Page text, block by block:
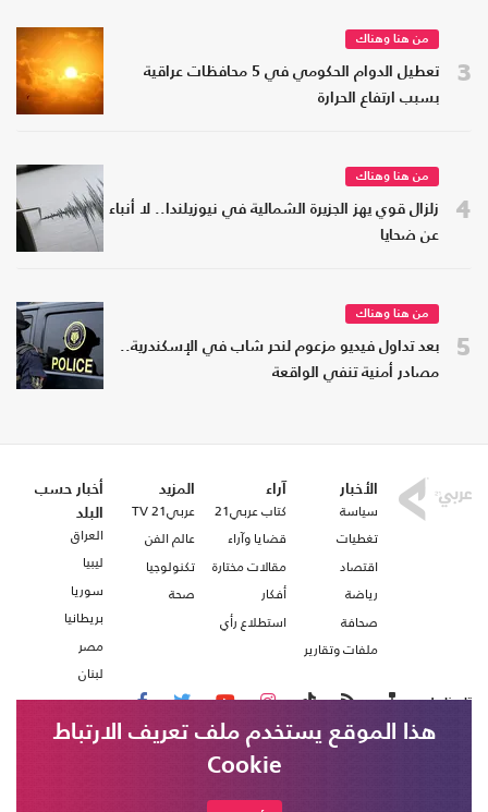
3
من هنا وهناك
تعطيل الدوام الحكومي في 5 محافظات عراقية
بسبب ارتفاع الحرارة
4
من هنا وهناك
زلزال قوي يهز الجزيرة الشمالية في نيوزيلندا.. لا أنباء
عن ضحايا
5
من هنا وهناك
بعد تداول فيديو مزعوم لنحر شاب في الإسكندرية..
مصادر أمنية تنفي الواقعة
الأخبار
سياسة
تغطيات
اقتصاد
رياضة
صحافة
ملفات وتقارير
آراء
كتاب عربي21
قضايا وآراء
مقالات مختارة
أفكار
استطلاع رأي
المزيد
عربي21 TV
عالم الفن
تكنولوجيا
صحة
أخبار حسب
البلد
العراق
ليبيا
سوريا
بريطانيا
مصر
لبنان
تابعنا على
هذا الموقع يستخدم ملف تعريف الارتباط
Cookie